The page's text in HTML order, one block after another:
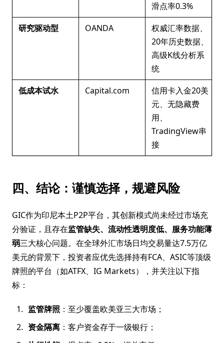
滑点率0.3%
研究驱动型
OANDA
权威汇率数据、
20年历史数据、
高级K线分析系
统
低成本试水
Capital.com
信用卡入金20美
元、无隐藏费
用、
TradingView串
接
四、结论：谨慎选择，规避风险
GIC作为印尼本土P2P平台，其创新模式尚未经过市场充
分验证，且存在监管缺失、流动性透明度低、服务功能薄
弱三大核心问题。在全球外汇市场日均交易量达7.5万亿
美元的背景下，投资者应优先选择持有FCA、ASIC等顶级
牌照的平台（如ATFX、IG Markets），并关注以下指
标：
监管牌照 ：至少覆盖欧美亚三大市场；
资金隔离 ：客户资金存于一级银行；